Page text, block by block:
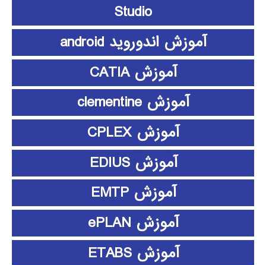
Studio
آموزش اندوروید android
آموزش CATIA
آموزش clementine
آموزش CPLEX
آموزش EDIUS
آموزش EMTP
آموزش ePLAN
آموزش ETABS